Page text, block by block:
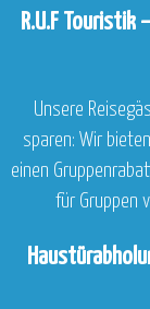
R.U.F Touristik
Unsere
sparen: Wir
einen
für Gruppen